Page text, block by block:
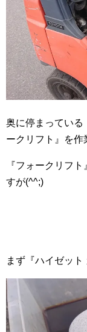
奥に停まっている
ークリフト』を作
『フォークリフ
すが(^^;)ゞ
まず『ハイゼット